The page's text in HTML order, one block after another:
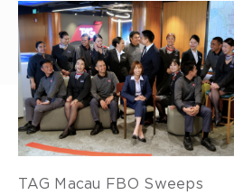
TAG Macau FBO Sweeps